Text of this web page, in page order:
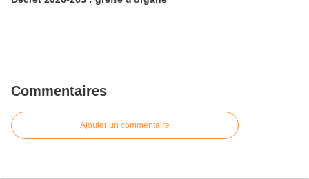
Commentaires
Ajouter un commentaire